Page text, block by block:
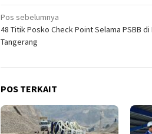
Navigasi
pos
Pos sebelumnya
48 Titik Posko Check Point Selama PSBB di
Tangerang
POS TERKAIT